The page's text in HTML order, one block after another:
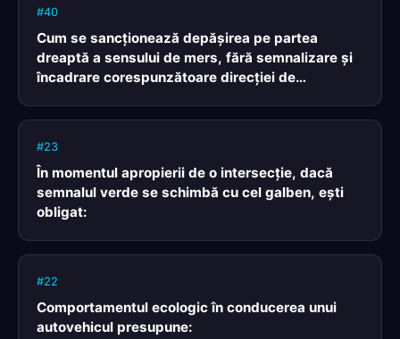
#40
Cum se sancţionează depăşirea pe partea
dreaptă a sensului de mers, fără semnalizare şi
încadrare corespunzătoare direcţiei de
#23
În momentul apropierii de o intersecţie, dacă
semnalul verde se schimbă cu cel galben, eşti
obligat:
#22
Comportamentul ecologic în conducerea unui
autovehicul presupune: